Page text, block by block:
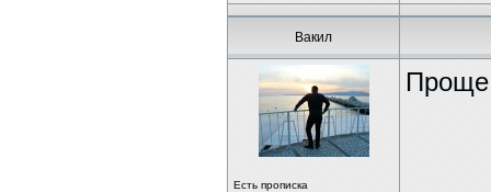
Вакил
Есть прописка
Проще